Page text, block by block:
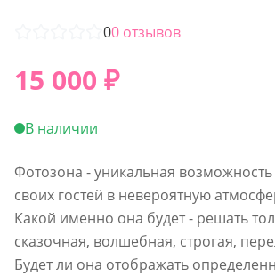
00 отзывов
15 000 ₽
В наличии
Фотозона - уникальная возможность
своих гостей в невероятную
Какой именно она будет - решать
сказочная, волшебная, строгая,
Будет ли она отображать